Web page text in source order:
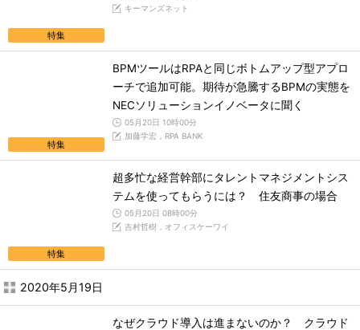
特集
キーマンズネット
特集
BPMツールはRPAと同じボトムアップ型アプロ
ーチで追加可能。期待が急騰するBPMの実態を
NECソリューションイノベータに聞く
05月20日 10時00分
加藤学宏，RPA BANK
特集
超多忙な経営幹部にタレントマネジメントシス
テムを使ってもらうには？ 住友商事の場合
05月20日 08時00分
吉村哲樹，オフィスケーワイ
2020年5月19日
なぜクラウド導入は進まないのか？ クラウド